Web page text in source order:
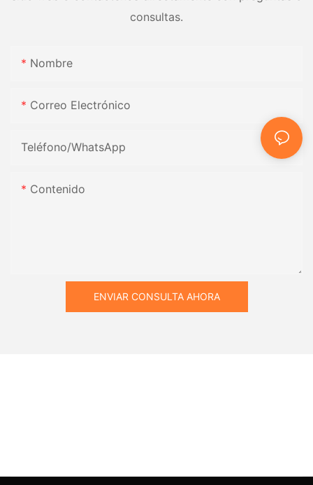
consultas.
Nombre
Correo Electrónico
Teléfono/WhatsApp
Contenido
ENVIAR CONSULTA AHORA